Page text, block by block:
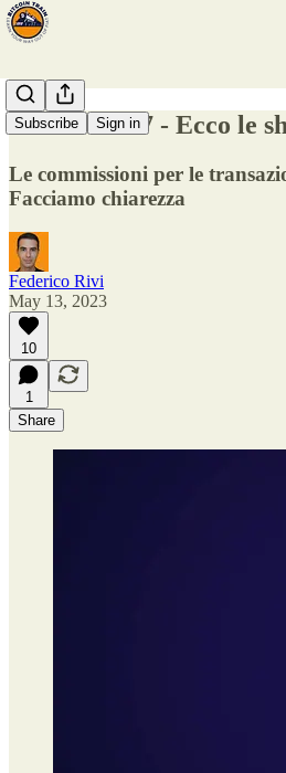
Subscribe Sign in
Fermata #97 - Ecco le
Le commissioni per le
Facciamo chiarezza
Federico Rivi
May 13, 2023
10
1
Share